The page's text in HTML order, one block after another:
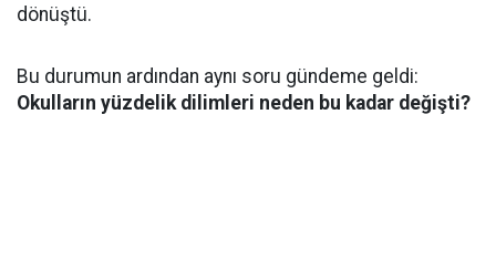
dönüştü.
Bu durumun ardından aynı soru gündeme geldi:
Okulların yüzdelik dilimleri neden bu kadar değişti?